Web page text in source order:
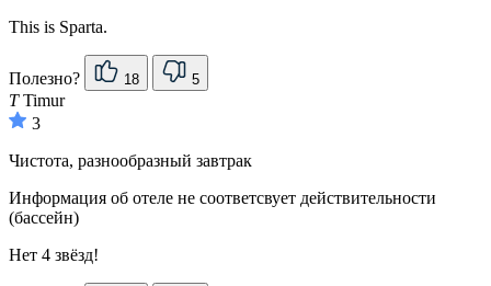
This is Sparta.
Полезно? 18 5
TTimur
3
Чистота, разнообразный завтрак
Информация об отеле не соответсвует действительности
(бассейн)
Нет 4 звёзд!